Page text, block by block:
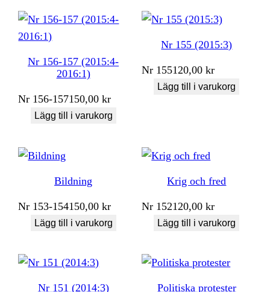
Nr 156-157 (2015:4-
2016:1)
Nr 156-157150,00kr
Lägg till i varukorg
Nr 155 (2015:3)
Nr 155120,00kr
Lägg till i varukorg
Bildning
Nr 153-154150,00kr
Lägg till i varukorg
Krig och fred
Nr 152120,00kr
Lägg till i varukorg
Nr 151 (2014:3) Politiska protester